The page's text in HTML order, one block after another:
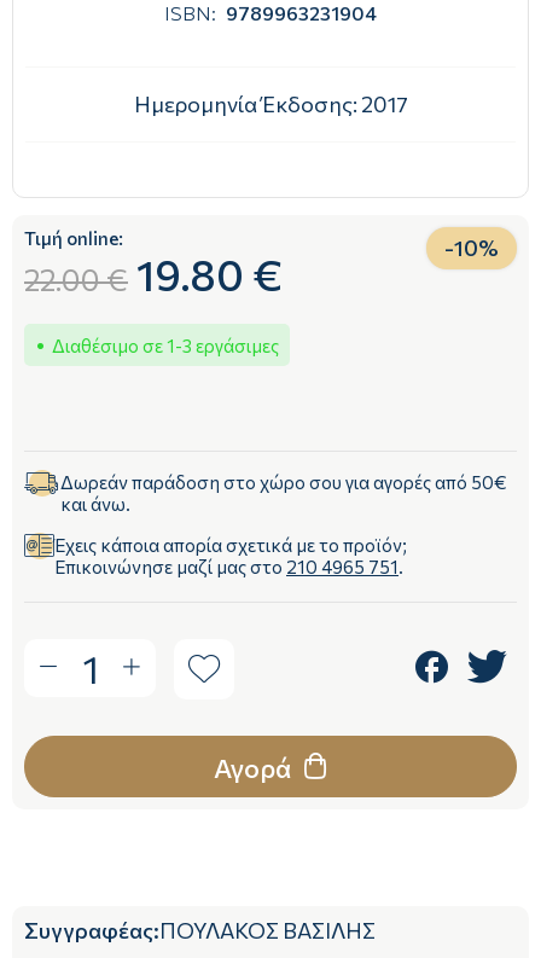
ISBN: 9789963231904
Ημερομηνία Έκδοσης: 2017
Τιμή online:
22.00 € 19.80 € -10%
Διαθέσιμο σε 1-3 εργάσιμες
Δωρεάν παράδοση στο χώρο σου για αγορές από 50€
και άνω.
Έχεις κάποια απορία σχετικά με το προϊόν;
Επικοινώνησε μαζί μας στο 210 4965 751
1
Αγορά
Συγγραφέας:ΠΟΥΛΑΚΟΣ ΒΑΣΙΛΗΣ